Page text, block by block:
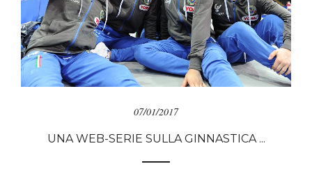
07/01/2017
UNA WEB-SERIE SULLA GINNASTICA ...